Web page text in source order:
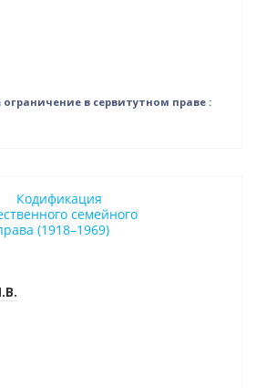
в сервитутном праве :